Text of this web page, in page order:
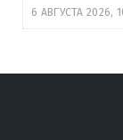
6 АВГУСТА 2026,